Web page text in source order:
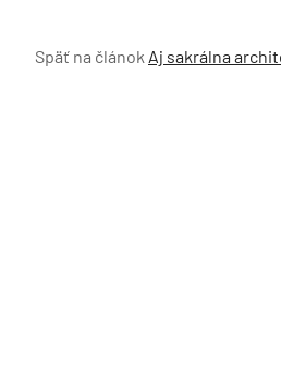
Späť na článok Aj sakrálna